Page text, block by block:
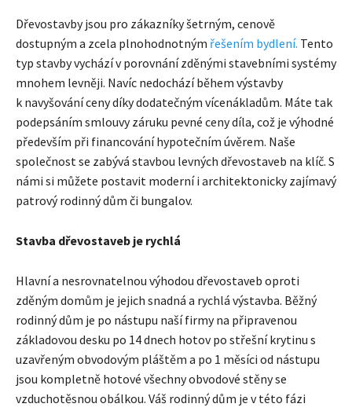
Dřevostavby jsou pro zákazníky šetrným, cenově
dostupným a zcela plnohodnotným řešením bydlení. Tento
typ stavby vychází v porovnání zděnými stavebními systémy
mnohem levněji. Navíc nedochází během výstavby
k navyšování ceny díky dodatečným vícenákladům. Máte tak
podepsáním smlouvy záruku pevné ceny díla, což je výhodné
především při financování hypotečním úvěrem. Naše
společnost se zabývá stavbou levných dřevostaveb na klíč. S
námi si můžete postavit moderní i architektonicky zajímavý
patrový rodinný dům či bungalov.
Stavba dřevostaveb je rychlá
Hlavní a nesrovnatelnou výhodou dřevostaveb oproti
zděným domům je jejich snadná a rychlá výstavba. Běžný
rodinný dům je po nástupu naší firmy na připravenou
základovou desku po 14 dnech hotov po střešní krytinu s
uzavřeným obvodovým pláštěm a po 1 měsíci od nástupu
jsou kompletně hotové všechny obvodové stěny se
vzduchotěsnou obálkou. Váš rodinný dům je v této fázi